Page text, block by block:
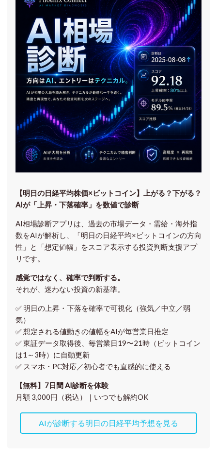
【明日の⽇経平均株価×ビットコイン】上がる？下がる？
AIが「上昇・下落確率」を数値で診断
AI相場診断アプリは、過去の市場データ・需給・海外指
数をAIが解析し、「明日の日経平均×ビットコインの方向
性」と「想定値幅」をスコア表示する投資判断支援アプ
リです。
感覚ではなく、確率で判断する。
それが、迷わない投資の新基準。
✅ 明日の上昇・下落を確率で可視化（強気／中立／弱
気）
✅ 想定される値動きの値幅をAIが毎営業日推定
✅ 東証データ取得後、 毎営業日19〜21時（ビットコイン
は1～3時）に自動更新
✅ スマホ・PC対応／初心者でも直感的に使える
【無料】7日間 AI診断を体験
月額 3,000円（税込）｜いつでも解約OK
AIが診断する明日の日経平均予想を見る